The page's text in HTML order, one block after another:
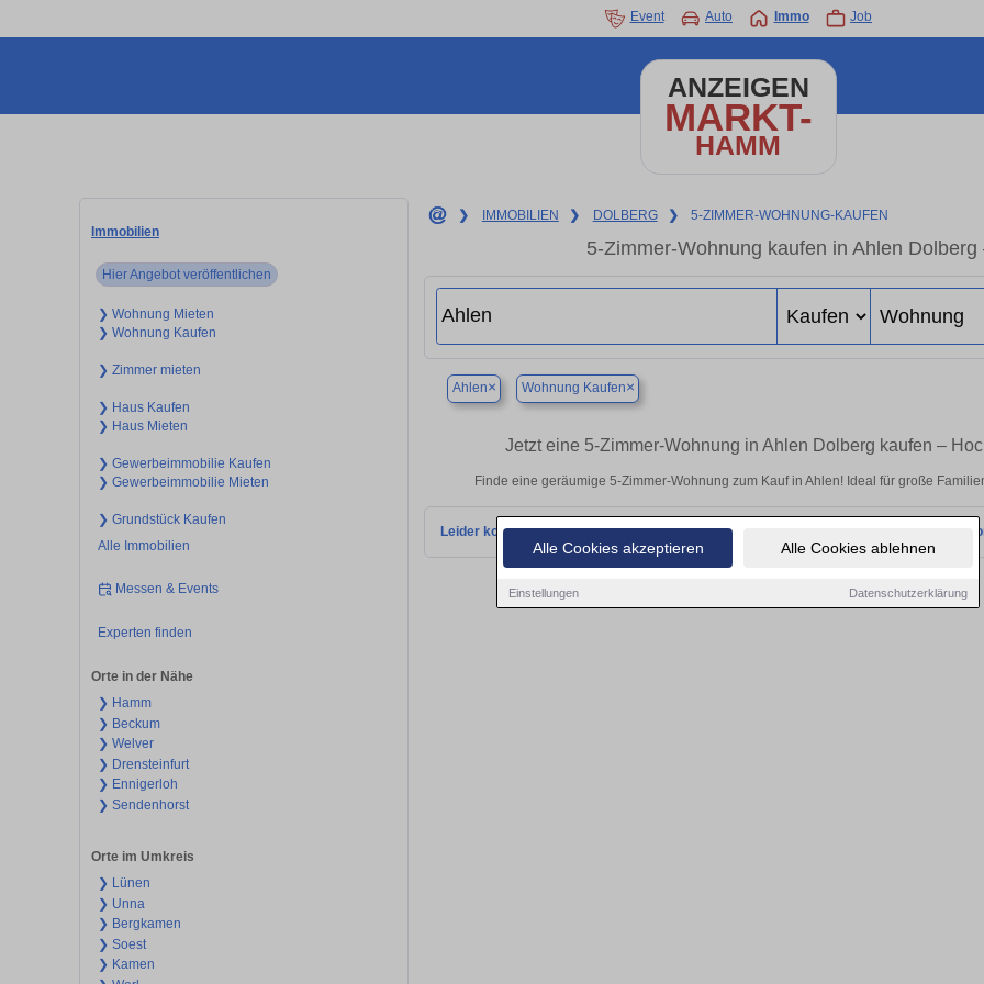
Alle Cookies akzeptieren Alle Cookies ablehnen
Einstellungen Datenschutzerklärung
Event Auto Immo Job
ANZEIGEN
MARKT-
HAMM
Immobilien
Hier Angebot veröffentlichen
❯ Wohnung Mieten
❯ Wohnung Kaufen
❯ Zimmer mieten
❯ Haus Kaufen
❯ Haus Mieten
❯ Gewerbeimmobilie Kaufen
❯ Gewerbeimmobilie Mieten
❯ Grundstück Kaufen
Alle Immobilien
Messen & Events
Experten finden
Orte in der Nähe
❯ Hamm
❯ Beckum
❯ Welver
❯ Drensteinfurt
❯ Ennigerloh
❯ Sendenhorst
Orte im Umkreis
❯ Lünen
❯ Unna
❯ Bergkamen
❯ Soest
❯ Kamen
❯ IMMOBILIEN ❯ DOLBERG ❯ 5-ZIMMER-WOHNUNG-KAUFEN
5-Zimmer-Wohnung kaufen in Ahlen
Ahlen× Wohnung Kaufen×
Jetzt eine 5-Zimmer-Wohnung in Ahlen Dolberg kaufen –
Finde eine geräumige 5-Zimmer-Wohnung zum Kauf in Ahlen! Ideal für große
Leider konnten wir derzeit keine passenden Objekte finden. Schauen Sie bald wieder